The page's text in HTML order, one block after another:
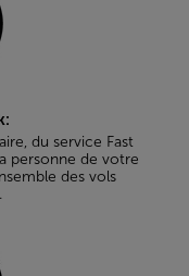
du service Fast
personne de votre
des vols